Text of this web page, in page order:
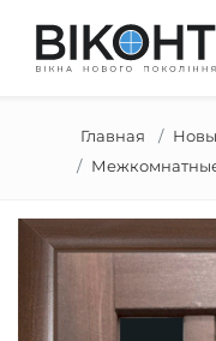
Главная
Межкомнатные